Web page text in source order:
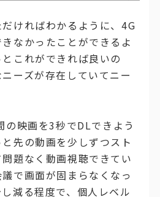
ければわかるように、4G
なかったことができるよ
これができれば良いの
ーズが存在していてニー
の映画を3秒でDLできよう
先の動画を少しずつスト
題なく動画視聴できてい
で画面が固まらなくなっ
減る程度で、個人レベル